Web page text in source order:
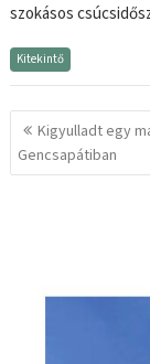
szokásos
Kitekintő
Bejegyzés
navigáció
Kigyulladt egy
Gencsapátiban